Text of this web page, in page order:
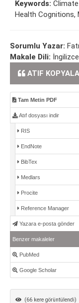
Keywords:
Health
Sorumlu Yazar:
Makale Dili: İngilizce
ATIF KOPYALA
Tam Metin PDF
Atıf dosyası indir
RIS
EndNote
BibTex
Medlars
Procite
Reference Manager
Yazara e-posta gönder
Benzer makaleler
PubMed
Google Scholar
(66 kere görüntülendi)